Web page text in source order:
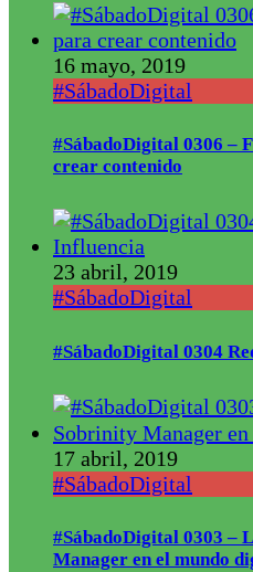
16 mayo, 2019
#SábadoDigital
#SábadoDigital 0306 –
crear contenido
23 abril, 2019
#SábadoDigital
#SábadoDigital 0304
17 abril, 2019
#SábadoDigital
#SábadoDigital 0303 –
Manager en el mundo